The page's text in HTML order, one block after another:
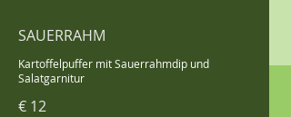
SAUERRAHM
Kartoffelpuffer mit Sauerrahmdip und
Salatgarnitur
€ 12